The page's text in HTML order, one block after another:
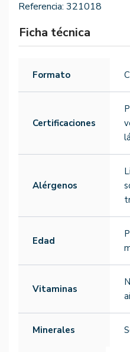
Referencia: 321018
Ficha técnica
Formato
Certificaciones
Alérgenos
Edad
Vitaminas
Minerales